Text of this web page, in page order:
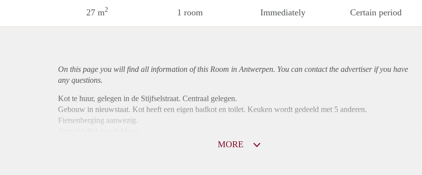
27 m2 1 room Immediately Certain period
On this page you will find all information of this Room in Antwerpen. You can contact the advertiser if you have
any questions.
Kot te huur, gelegen in de Stijfselstraat. Centraal gelegen.
Gebouw in nieuwstaat. Kot heeft een eigen badkot en toilet. Keuken wordt gedeeld met 5 anderen.
Fietsenberging aanwezig.
MORE